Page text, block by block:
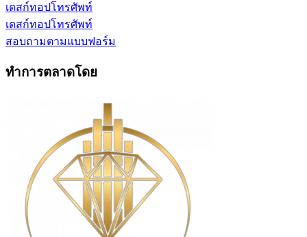
เดสก์ทอปโทรศัพท์
เดสก์ทอปโทรศัพท์
สอบถามตามแบบฟอร์ม
ทำการตลาดโดย